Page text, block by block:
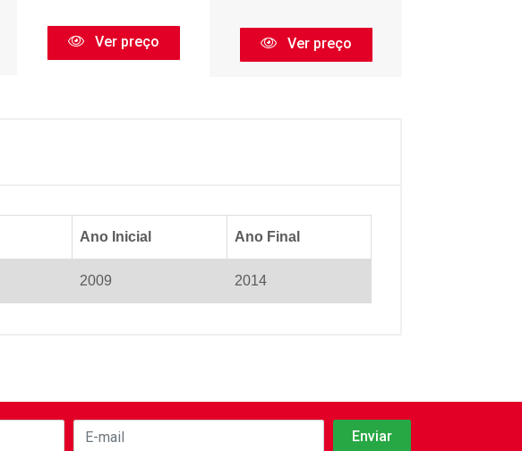
Ver preço Ver preço
Ano Inicial Ano Final
2009 2014